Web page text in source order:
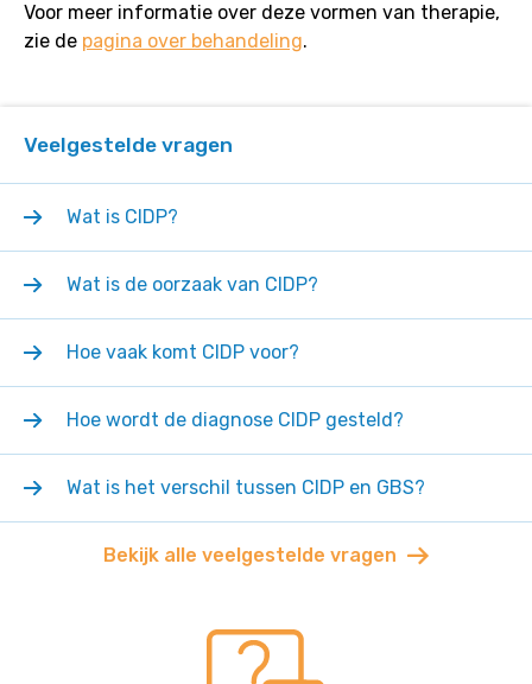
Voor meer informatie over deze vormen van therapie,
zie de pagina over behandeling.
Veelgestelde vragen
Wat is CIDP?
Wat is de oorzaak van CIDP?
Hoe vaak komt CIDP voor?
Hoe wordt de diagnose CIDP gesteld?
Wat is het verschil tussen CIDP en GBS?
Bekijk alle veelgestelde vragen